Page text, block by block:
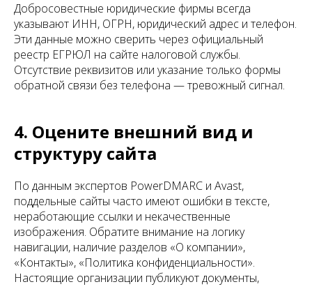
Добросовестные юридические фирмы всегда
указывают ИНН, ОГРН, юридический адрес и телефон.
Эти данные можно сверить через официальный
реестр ЕГРЮЛ на сайте налоговой службы.
Отсутствие реквизитов или указание только формы
обратной связи без телефона — тревожный сигнал.
4. Оцените внешний вид и
структуру сайта
По данным экспертов PowerDMARC и Avast,
поддельные сайты часто имеют ошибки в тексте,
неработающие ссылки и некачественные
изображения. Обратите внимание на логику
навигации, наличие разделов «О компании»,
«Контакты», «Политика конфиденциальности».
Настоящие организации публикуют документы,